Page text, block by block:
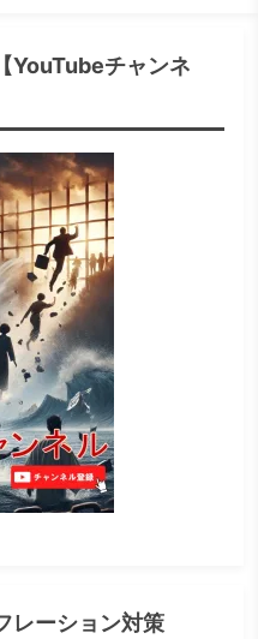
YouTubeチャンネ
レーション対策